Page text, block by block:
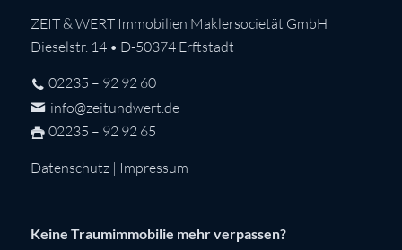
ZEIT & WERT Immobilien Maklersocietät GmbH
Dieselstr. 14 • D-50374 Erftstadt
02235 – 92 92 60
info@zeitundwert.de
02235 – 92 92 65
Datenschutz| Impressum
Keine Traumimmobilie mehr verpassen?